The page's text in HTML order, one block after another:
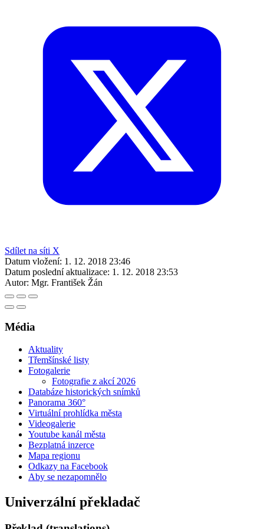
Sdílet na síti X
Datum vložení: 1. 12. 2018 23:46
Datum poslední aktualizace: 1. 12. 2018 23:53
Autor: Mgr. František Žán
Média
Aktuality
Třemšínské listy
Fotogalerie
Fotografie z akcí 2026
Databáze historických snímků
Panorama 360°
Virtuální prohlídka města
Videogalerie
Youtube kanál města
Bezplatná inzerce
Mapa regionu
Odkazy na Facebook
Aby se nezapomnělo
Univerzální překladač